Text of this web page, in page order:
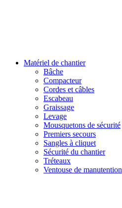
Matériel de chantier
Bâche
Compacteur
Cordes et câbles
Escabeau
Graissage
Levage
Mousquetons de sécurité
Premiers secours
Sangles à cliquet
Sécurité du chantier
Tréteaux
Ventouse de manutention